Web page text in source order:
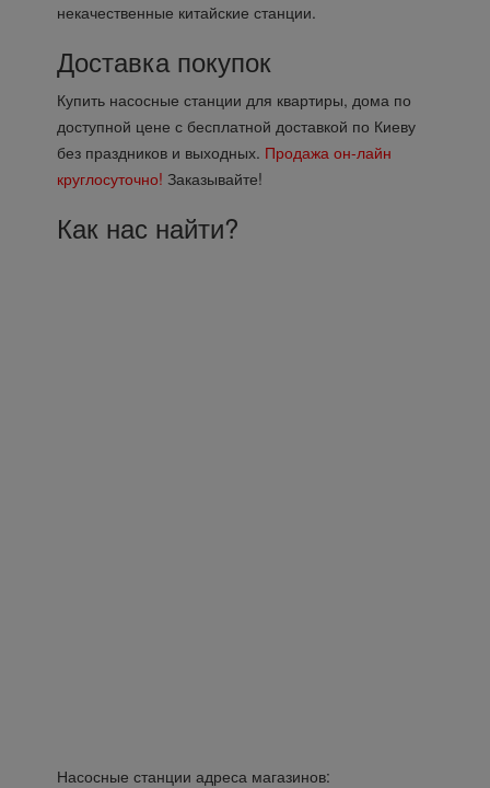
некачественные китайские станции.
Доставка покупок
Купить насосные станции для квартиры, дома по
доступной цене с бесплатной доставкой по Киеву
без праздников и выходных. Продажа он-лайн
круглосуточно! Заказывайте!
Как нас найти?
Насосные станции адреса магазинов: